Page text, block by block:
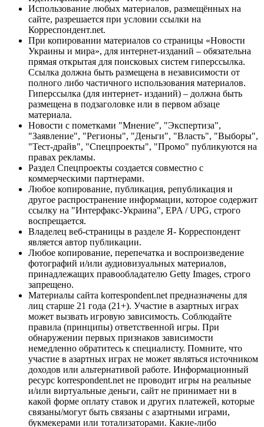
Использование любых материалов, размещённых на
сайте, разрешается при условии ссылки на
Корреспондент.net.
При копировании материалов со страницы «Новости
Украины и мира», для интернет-изданий – обязательна
прямая открытая для поисковых систем гиперссылка.
Ссылка должна быть размещена в независимости от
полного либо частичного использования материалов.
Гиперссылка (для интернет- изданий) – должна быть
размещена в подзаголовке или в первом абзаце
материала.
Новости с пометками "Мнение", "Экспертиза",
"Заявление", "Регионы", "Деньги", "Власть", "Выборы",
"Тест-драйв", "Спецпроекты", "Промо" публикуются на
правах рекламы.
Раздел Спецпроекты создается совместно с
коммерческими партнерами.
Любое копирование, публикация, републикация и
другое распространение информации, которое содержит
ссылку на "Интерфакс-Украина", EPA / UPG, строго
воспрещается.
Владелец веб-страницы в разделе Я- Корреспондент
является автор публикации.
Любое копирование, перепечатка и воспроизведение
фотографий и/или аудиовизуальных материалов,
принадлежащих правообладателю Getty Images, строго
запрещено.
Материалы сайта korrespondent.net предназначены для
лиц старше 21 года (21+). Участие в азартных играх
может вызвать игровую зависимость. Соблюдайте
правила (принципы) ответственной игры. При
обнаружении первых признаков зависимости
немедленно обратитесь к специалисту. Помните, что
участие в азартных играх не может являться источником
доходов или альтернативой работе. Информационный
ресурс korrespondent.net не проводит игры на реальные
и/или виртуальные деньги, сайт не принимает ни в
какой форме оплату ставок и других платежей, которые
связаны/могут быть связаны с азартными играми,
букмекерами или тотализаторами. Какие-либо